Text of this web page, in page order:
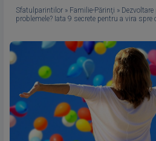
Sfatulparintilor » Familie-Părinţi »
problemele? Iata 9 secrete pentru a vira spre